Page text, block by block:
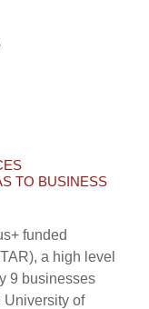
TO BUSINESS
funded
a high level
9 businesses
University of